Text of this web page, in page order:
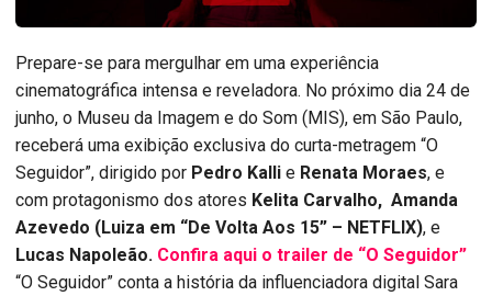
Prepare-se para mergulhar em uma experiência
cinematográfica intensa e reveladora. No próximo dia 24 de
junho, o Museu da Imagem e do Som (MIS), em São Paulo,
receberá uma exibição exclusiva do curta-metragem “O
Seguidor”, dirigido por Pedro Kalli e Renata Moraes, e
com protagonismo dos atores Kelita Carvalho, Amanda
Azevedo (Luiza em “De Volta Aos 15” – NETFLIX), e
Lucas Napoleão. Confira aqui o trailer de “O Seguidor”
“O Seguidor” conta a história da influenciadora digital Sara